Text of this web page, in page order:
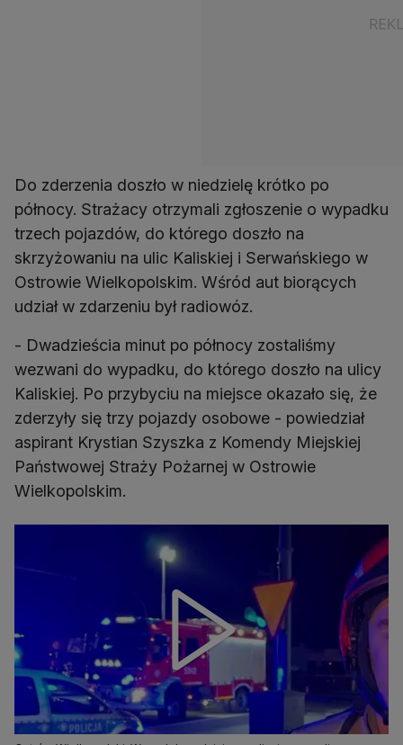
Do zderzenia doszło w niedzielę krótko po
północy. Strażacy otrzymali zgłoszenie o wypadku
trzech pojazdów, do którego doszło na
skrzyżowaniu na ulic Kaliskiej i Serwańskiego w
Ostrowie Wielkopolskim. Wśród aut biorących
udział w zdarzeniu był radiowóz.
- Dwadzieścia minut po północy zostaliśmy
wezwani do wypadku, do którego doszło na ulicy
Kaliskiej. Po przybyciu na miejsce okazało się, że
zderzyły się trzy pojazdy osobowe - powiedział
aspirant Krystian Szyszka z Komendy Miejskiej
Państwowej Straży Pożarnej w Ostrowie
Wielkopolskim.